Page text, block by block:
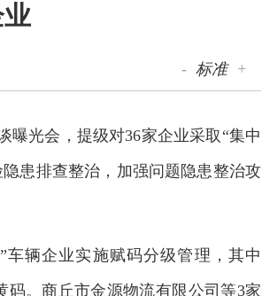
- 标准 +
曝光会，提级对36家企业采取“集中
患排查整治，加强问题隐患整治攻
车辆企业实施赋码分级管理，其中
码。商丘市金源物流有限公司等3家